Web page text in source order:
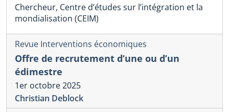
Chercheur, Centre d’études sur l’intégration et la
mondialisation (CEIM)
Revue Interventions économiques
Offre de recrutement d’une ou d’un
édimestre
1er octobre 2025
Christian Deblock